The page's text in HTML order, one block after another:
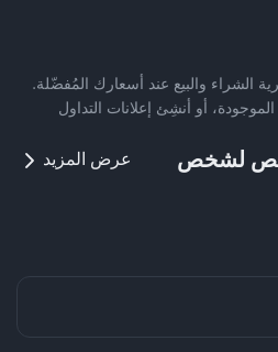
الشراء والبيع عند أسعارك المُفضّلة.
أو أنشِئ إعلانات التداول
لشخص عرض المزيد